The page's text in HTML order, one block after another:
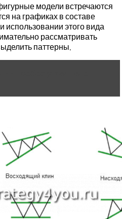
модели встречаются
на графиках в составе
этого вида
рассматривать
паттерны.